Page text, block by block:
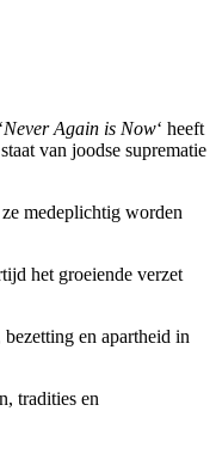
Never Again is Now‘ heeft
van joodse suprematie
medeplichtig worden
het groeiende verzet
en apartheid in
tradities en